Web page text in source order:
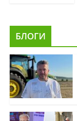
БЛОГИ